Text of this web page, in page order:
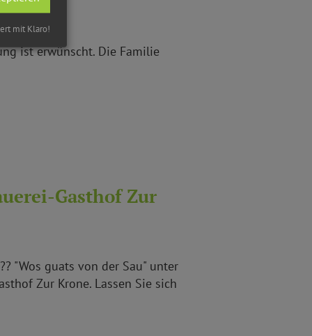
ist erwünscht. Die Familie
Gasthof Zur
"Wos guats von der Sau" unter
Zur Krone. Lassen Sie sich
mit Klaro!